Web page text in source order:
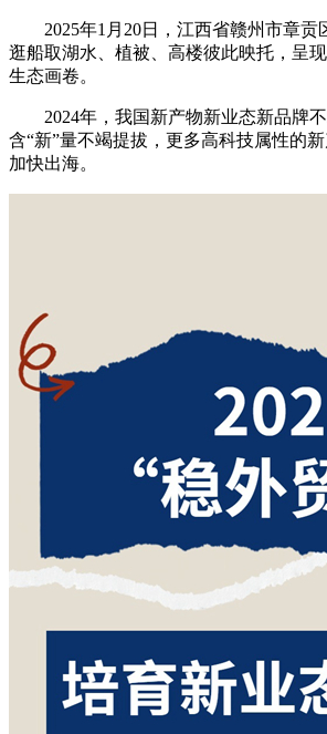
2025年1月20日，江西省赣州市章贡
逛船取湖水、植被、高楼彼此映托，呈
生态画卷。
2024年，我国新产物新业态新品牌不
含“新”量不竭提拔，更多高科技属性的
加快出海。